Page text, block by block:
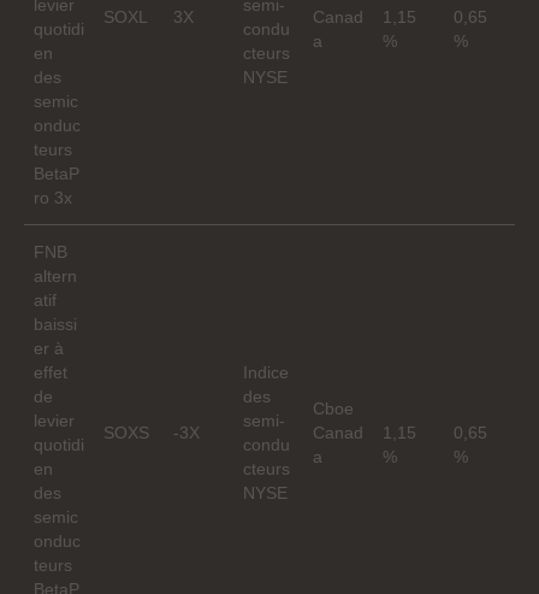
levier
quotidi
en
des
semic
onduc
teurs
BetaP
ro 3x
SOXL 3X
semi-
condu
cteurs
NYSE
Canad
a
1,15
%
0,65
%
FNB
altern
atif
baissi
er à
effet
de
levier
quotidi
en
des
semic
onduc
teurs
BetaP
SOXS -3X
Indice
des
semi-
condu
cteurs
NYSE
Cboe
Canad
a
1,15
%
0,65
%